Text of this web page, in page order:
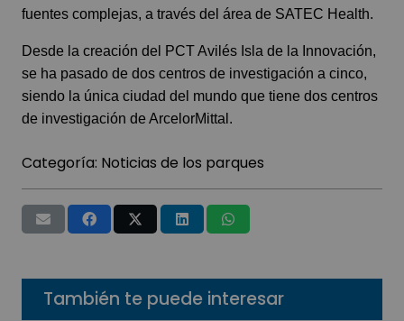
fuentes complejas, a través del área de SATEC Health.
Desde la creación del PCT Avilés Isla de la Innovación,
se ha pasado de dos centros de investigación a cinco,
siendo la única ciudad del mundo que tiene dos centros
de investigación de ArcelorMittal.
Categoría: Noticias de los parques
También te puede interesar